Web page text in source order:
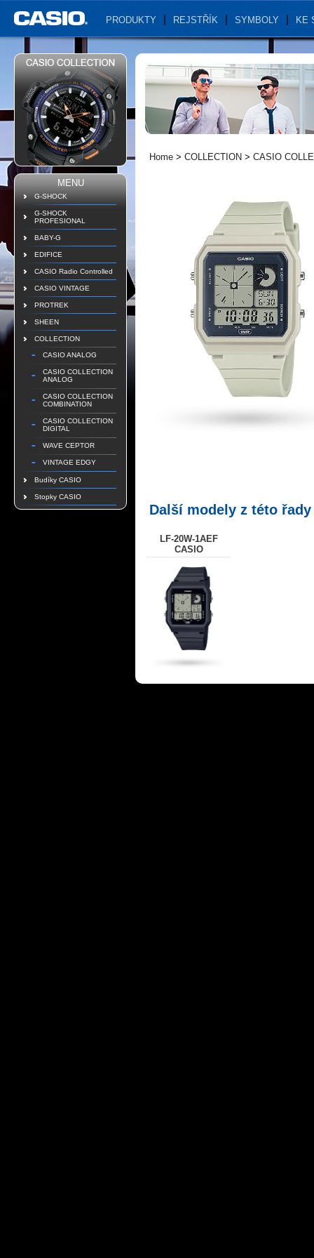
PRODUKTY REJSTŘÍK SYMBOLY KE
MENU
G-SHOCK
G-SHOCK
PROFESIONAL
BABY-G
EDIFICE
CASIO Radio Controlled
CASIO VINTAGE
PROTREK
SHEEN
COLLECTION
CASIO ANALOG
CASIO COLLECTION
ANALOG
CASIO COLLECTION
COMBINATION
CASIO COLLECTION
DIGITAL
WAVE CEPTOR
VINTAGE EDGY
Budíky CASIO
Stopky CASIO
Home > COLLECTION > CASIO
Další modely z této řady
LF-20W-1AEF
CASIO